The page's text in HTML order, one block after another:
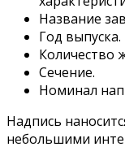
Название
Год выпуска.
Количество
Сечение.
Номинал
Надпись
небольшими